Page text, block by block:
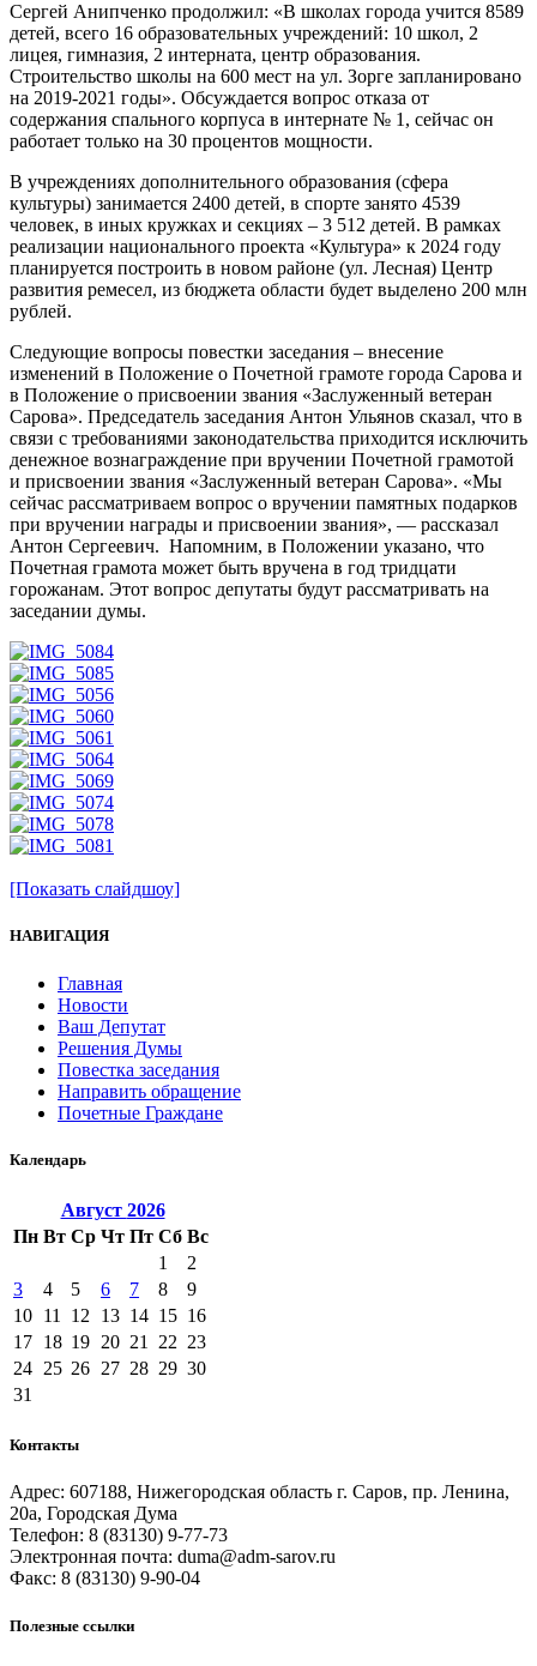
Сергей Анипченко продолжил: «В школах города учится 8589
детей, всего 16 образовательных учреждений: 10 школ, 2
лицея, гимназия, 2 интерната, центр образования.
Строительство школы на 600 мест на ул. Зорге запланировано
на 2019-2021 годы». Обсуждается вопрос отказа от
содержания спального корпуса в интернате № 1, сейчас он
работает только на 30 процентов мощности.
В учреждениях дополнительного образования (сфера
культуры) занимается 2400 детей, в спорте занято 4539
человек, в иных кружках и секциях – 3 512 детей. В рамках
реализации национального проекта «Культура» к 2024 году
планируется построить в новом районе (ул. Лесная) Центр
развития ремесел, из бюджета области будет выделено 200 млн
рублей.
Следующие вопросы повестки заседания – внесение
изменений в Положение о Почетной грамоте города Сарова и
в Положение о присвоении звания «Заслуженный ветеран
Сарова». Председатель заседания Антон Ульянов сказал, что в
связи с требованиями законодательства приходится исключить
денежное вознаграждение при вручении Почетной грамотой
и присвоении звания «Заслуженный ветеран Сарова». «Мы
сейчас рассматриваем вопрос о вручении памятных подарков
при вручении награды и присвоении звания», — рассказал
Антон Сергеевич. Напомним, в Положении указано, что
Почетная грамота может быть вручена в год тридцати
горожанам. Этот вопрос депутаты будут рассматривать на
заседании думы.
[Показать слайдшоу]
НАВИГАЦИЯ
Главная
Новости
Ваш Депутат
Решения Думы
Повестка заседания
Направить обращение
Почетные Граждане
Календарь
Август 2026
Пн Вт Ср Чт Пт Сб Вс
1
2
3
4 5 6 7 8
9
10 11 12 13 14 15 16
17 18 19 20 21 22 23
24 25 26 27 28 29 30
31
Контакты
Адрес: 607188, Нижегородская область г. Саров, пр. Ленина,
20а, Городская Дума
Телефон: 8 (83130) 9-77-73
Электронная почта: duma@adm-sarov.ru
Факс: 8 (83130) 9-90-04
Полезные ссылки